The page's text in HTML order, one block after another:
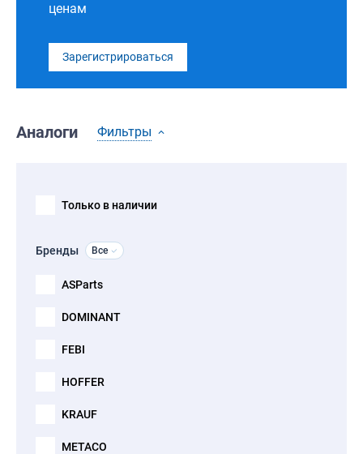
ценам
Зарегистрироваться
Аналоги Фильтры
Только в наличии
Бренды Все
ASParts
DOMINANT
FEBI
HOFFER
KRAUF
METACO